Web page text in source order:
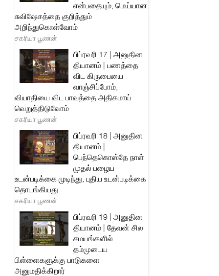
என்பதையும், மெய்யான
சுவிஷேசத்தை குறித்தும்
அறிந்துகொள்வோம்
சகரியா பூணன்
பிப்ரவரி 17 | அனுதின
தியானம் | பணத்தை
விட கிருபையை
வாஞ்சிப்போம்,
வியாதியை விட பாவத்தை அதிகமாய்
வெறுத்திடுவோம்
சகரியா பூணன்
பிப்ரவரி 18 | அனுதின
தியானம் |
பெந்தெகொஸ்தே நாள்
முதல் பழைய
உடன்படிக்கை முடிந்து, புதிய உடன்படிக்கை
தொடங்கியது
சகரியா பூணன்
பிப்ரவரி 19 | அனுதின
தியானம் | தேவன் சில
சமயங்களில்
தம்முடைய
பிள்ளைகளுக்கு பாடுகளை
அனுமதிக்கிறார்